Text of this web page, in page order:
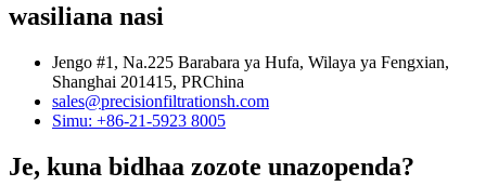
wasiliana nasi
Jengo #1, Na.225 Barabara ya Hufa, Wilaya ya Fengxian,
Shanghai 201415, PRChina
sales@precisionfiltrationsh.com
Simu: +86-21-5923 8005
Je, kuna bidhaa zozote unazopenda?